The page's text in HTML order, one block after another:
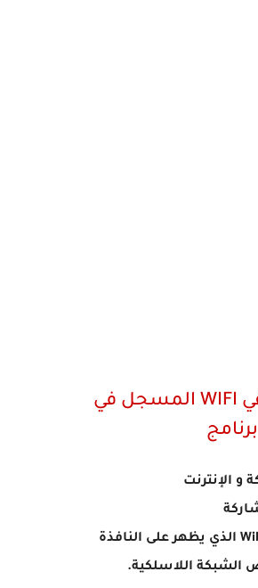
اظهار كود الويفي WIFI المسجل في
و الإنترنت
اللاسلكية.